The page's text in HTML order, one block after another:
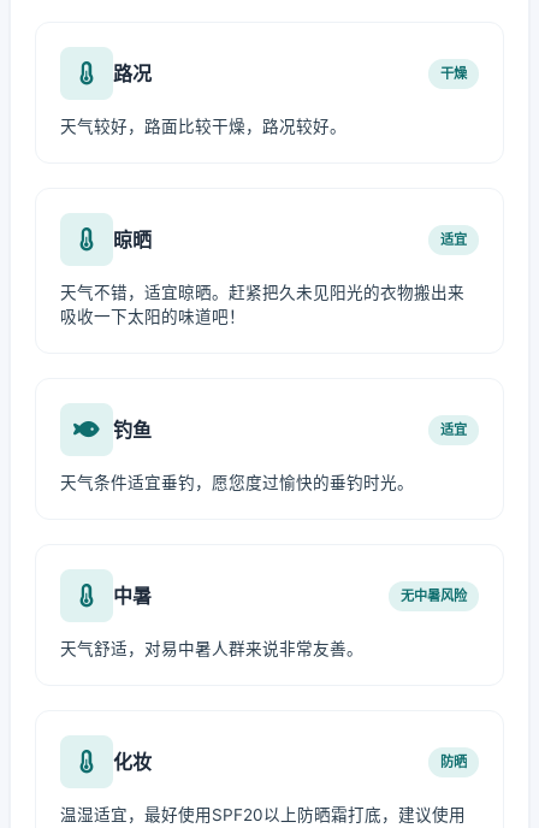
路况 干燥
天气较好，路面比较干燥，路况较好。
晾晒 适宜
天气不错，适宜晾晒。赶紧把久未见阳光的衣物搬出来
吸收一下太阳的味道吧！
钓鱼 适宜
天气条件适宜垂钓，愿您度过愉快的垂钓时光。
中暑 无中暑风险
天气舒适，对易中暑人群来说非常友善。
化妆 防晒
温湿适宜，最好使用SPF20以上防晒霜打底，建议使用